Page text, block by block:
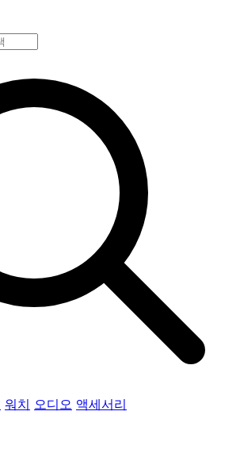
워치 오디오 액세서리